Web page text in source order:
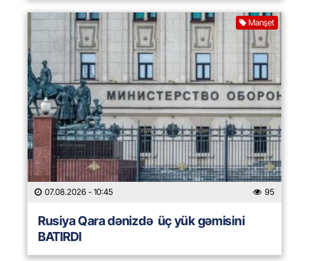
Manşet
07.08.2026 - 10:45 95
Rusiya Qara dənizdə üç yük gəmisini
BATIRDI